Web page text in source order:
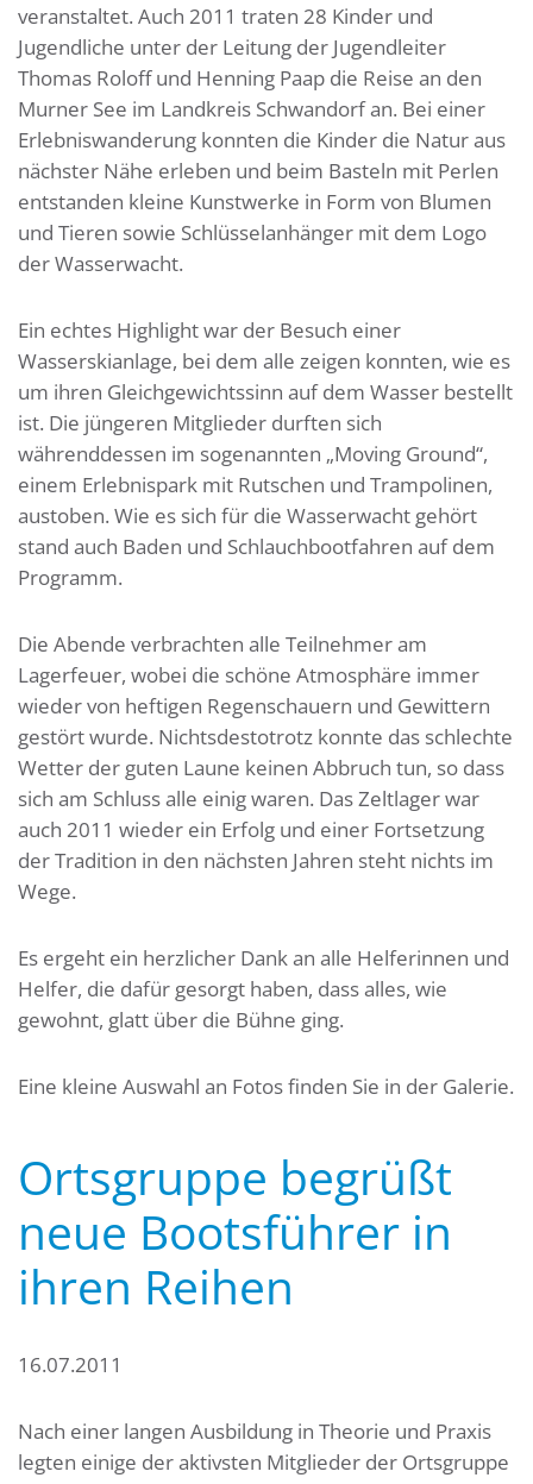
veranstaltet. Auch 2011 traten 28 Kinder und
Jugendliche unter der Leitung der Jugendleiter
Thomas Roloff und Henning Paap die Reise an den
Murner See im Landkreis Schwandorf an. Bei einer
Erlebniswanderung konnten die Kinder die Natur aus
nächster Nähe erleben und beim Basteln mit Perlen
entstanden kleine Kunstwerke in Form von Blumen
und Tieren sowie Schlüsselanhänger mit dem Logo
der Wasserwacht.
Ein echtes Highlight war der Besuch einer
Wasserskianlage, bei dem alle zeigen konnten, wie es
um ihren Gleichgewichtssinn auf dem Wasser bestellt
ist. Die jüngeren Mitglieder durften sich
währenddessen im sogenannten „Moving Ground“,
einem Erlebnispark mit Rutschen und Trampolinen,
austoben. Wie es sich für die Wasserwacht gehört
stand auch Baden und Schlauchbootfahren auf dem
Programm.
Die Abende verbrachten alle Teilnehmer am
Lagerfeuer, wobei die schöne Atmosphäre immer
wieder von heftigen Regenschauern und Gewittern
gestört wurde. Nichtsdestotrotz konnte das schlechte
Wetter der guten Laune keinen Abbruch tun, so dass
sich am Schluss alle einig waren. Das Zeltlager war
auch 2011 wieder ein Erfolg und einer Fortsetzung
der Tradition in den nächsten Jahren steht nichts im
Wege.
Es ergeht ein herzlicher Dank an alle Helferinnen und
Helfer, die dafür gesorgt haben, dass alles, wie
gewohnt, glatt über die Bühne ging.
Eine kleine Auswahl an Fotos finden Sie in der Galerie.
Ortsgruppe begrüßt
neue Bootsführer in
ihren Reihen
16.07.2011
Nach einer langen Ausbildung in Theorie und Praxis
legten einige der aktivsten Mitglieder der Ortsgruppe